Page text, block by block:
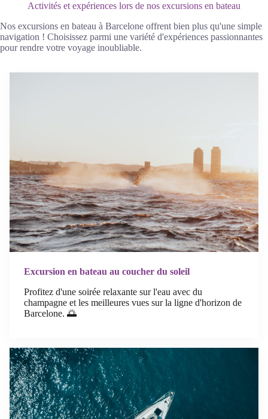
Activités et expériences lors de nos excursions en bateau
Nos excursions en bateau à Barcelone offrent bien plus qu'une simple
navigation ! Choisissez parmi une variété d'expériences passionnantes
pour rendre votre voyage inoubliable.
Excursion en bateau au coucher du soleil
Profitez d'une soirée relaxante sur l'eau avec du
champagne et les meilleures vues sur la ligne d'horizon de
Barcelone. 🌅